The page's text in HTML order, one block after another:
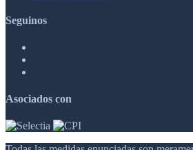
Seguinos
Asociados con